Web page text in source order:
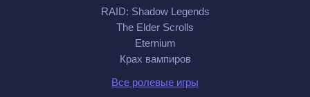
RAID: Shadow Legends
The Elder Scrolls
Eternium
Крах вампиров
Все ролевые игры